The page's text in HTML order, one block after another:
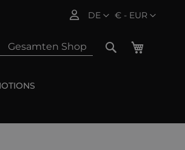
Währung
€ - EUR
Sprache
DE